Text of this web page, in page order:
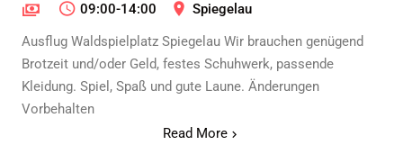
09:00-14:00
Spiegelau
Ausflug Waldspielplatz Spiegelau Wir brauchen genügend
Brotzeit und/oder Geld, festes Schuhwerk, passende
Kleidung. Spiel, Spaß und gute Laune. Änderungen
Vorbehalten
Read More